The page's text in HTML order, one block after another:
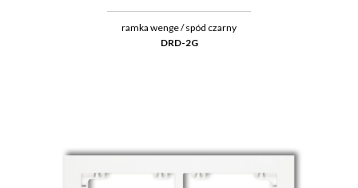
ramka wenge / spód czarny
DRD-2G